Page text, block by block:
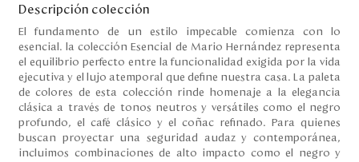
Servicio al cliente
Nuestras Tiendas
Colombia
Costa Rica
Descripción colección
El fundamento de un estilo impecable comienza con lo
esencial. la colección Esencial de Mario Hernández representa
el equilibrio perfecto entre la funcionalidad exigida por la vida
ejecutiva y el lujo atemporal que define nuestra casa. La paleta
de colores de esta colección rinde homenaje a la elegancia
clásica a través de tonos neutros y versátiles como el negro
profundo, el café clásico y el coñac refinado. Para quienes
buscan proyectar una seguridad audaz y contemporánea,
incluimos combinaciones de alto impacto como el negro y